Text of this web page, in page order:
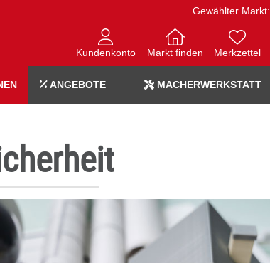
Gewählter Markt:
Kundenkonto Markt finden Merkzettel
ANGEBOTE MACHERWERKSTATT